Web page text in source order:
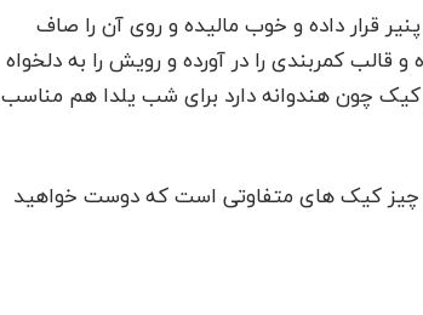
قرار داده و خوب مالیده و روی آن را صاف
قالب کمربندی را در آورده و رویش را به دلخواه
چون هندوانه دارد برای شب یلدا هم مناسب
چیز کیک های متفاوتی است که دوست خواهید